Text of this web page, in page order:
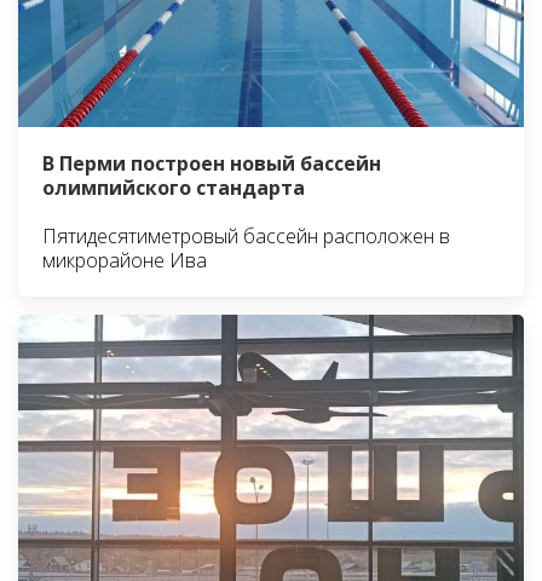
В Перми построен новый бассейн
олимпийского стандарта
Пятидесятиметровый бассейн расположен в
микрорайоне Ива